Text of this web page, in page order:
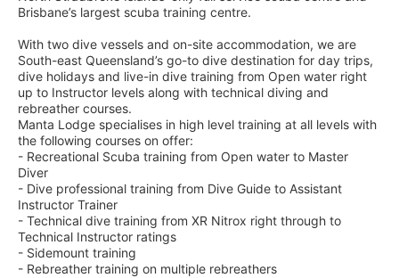
Brisbane’s largest scuba training centre.
With two dive vessels and on-site accommodation, we are
South-east Queensland’s go-to dive destination for day trips,
dive holidays and live-in dive training from Open water right
up to Instructor levels along with technical diving and
rebreather courses.
Manta Lodge specialises in high level training at all levels with
the following courses on offer:
- Recreational Scuba training from Open water to Master
Diver
- Dive professional training from Dive Guide to Assistant
Instructor Trainer
- Technical dive training from XR Nitrox right through to
Technical Instructor ratings
- Sidemount training
- Rebreather training on multiple rebreathers